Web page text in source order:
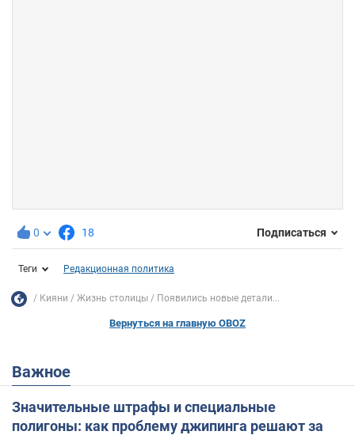
0 18 Подписаться
Теги Редакционная политика
Кияни Жизнь столицы Появились новые детали...
Вернуться на главную OBOZ
Важное
Значительные штрафы и специальные
полигоны: как проблему джипинга решают за